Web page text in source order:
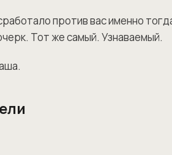
против вас именно
Тот же самый. Узнаваемый.